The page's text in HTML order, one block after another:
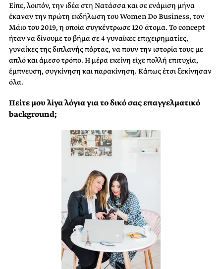
Είπε, λοιπόν, την ιδέα στη Νατάσσα και σε ενάμιση μήνα
έκαναν την πρώτη εκδήλωση του Women Do Business, τον
Μάιο του 2019, η οποία συγκέντρωσε 120 άτομα. Το concept
ήταν να δίνουμε το βήμα σε 4 γυναίκες επιχειρηματίες,
γυναίκες της διπλανής πόρτας, να πουν την ιστορία τους με
απλό και άμεσο τρόπο. Η μέρα εκείνη είχε πολλή επιτυχία,
έμπνευση, συγκίνηση και παρακίνηση. Κάπως έτσι ξεκίνησαν
όλα.
Πείτε μου λίγα λόγια για το δικό σας επαγγελματικό
background;